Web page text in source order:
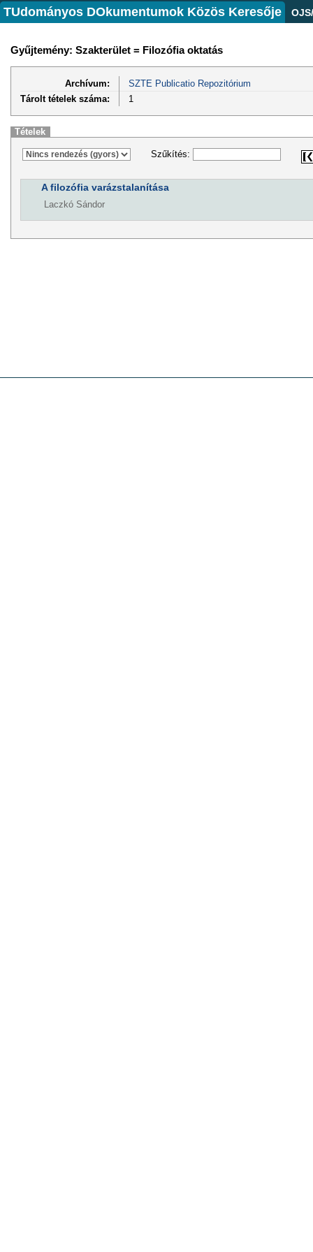
TUdományos DOkumentumok Közös Keresője
Gyűjtemény: Szakterület = Filozófia oktatás
Archívum:
SZTE Publicatio Repozitórium
Tárolt tételek száma:
1
Tételek
Szűkítés:
A filozófia varázstalanítása
Laczkó Sándor